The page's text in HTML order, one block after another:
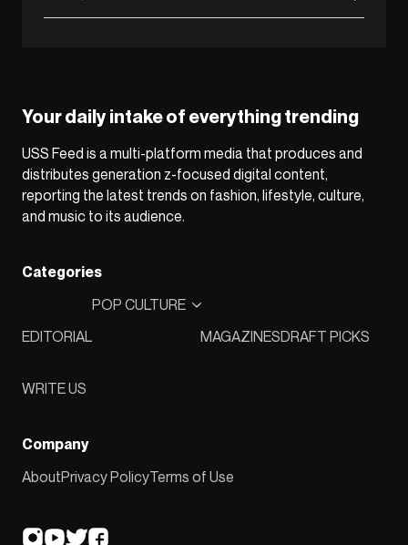
Your daily intake of everything trending
USS Feed is a multi-platform media that produces and
distributes generation z-focused digital content,
reporting the latest trends on fashion, lifestyle, culture,
and music to its audience.
Categories
EDITORIAL
POP CULTURE
MAGAZINESDRAFT PICKS
WRITE US
Company
AboutPrivacy PolicyTerms of Use